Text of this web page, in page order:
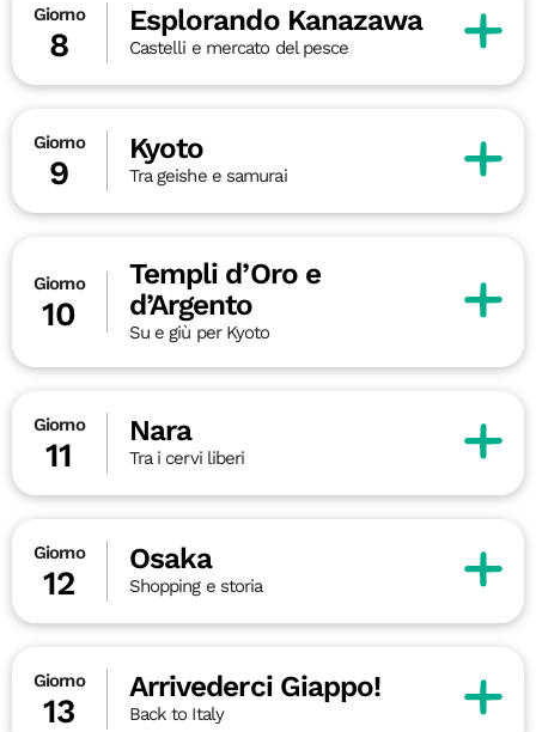
Giorno
8
Esplorando Kanazawa
Castelli e mercato del pesce
Giorno
9
Kyoto
Tra geishe e samurai
Giorno
10
Templi d’Oro e
d’Argento
Su e giù per Kyoto
Giorno
11
Nara
Tra i cervi liberi
Giorno
12
Osaka
Shopping e storia
Giorno
13
Arrivederci Giappo!
Back to Italy